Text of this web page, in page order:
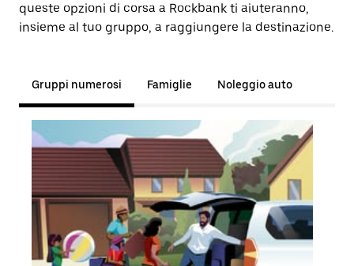
queste opzioni di corsa a Rockbank ti aiuteranno,
insieme al tuo gruppo, a raggiungere la destinazione.
Gruppi numerosi Famiglie Noleggio auto